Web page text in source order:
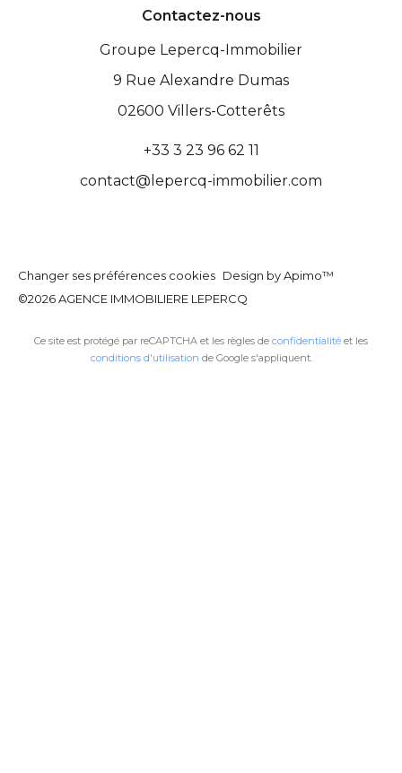
Contactez-nous
Groupe Lepercq-Immobilier
9 Rue Alexandre Dumas
02600 Villers-Cotterêts
+33 3 23 96 62 11
contact@lepercq-immobilier.com
Changer ses préférences cookies Design byApimo™
©2026 AGENCE IMMOBILIERE LEPERCQ
Ce site est protégé par reCAPTCHA et les règles de confidentialité et les
conditions d'utilisation de Google s'appliquent.